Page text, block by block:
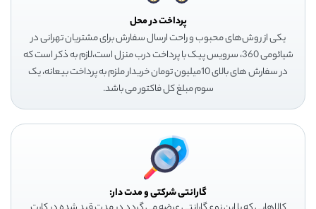
پرداخت در محل
یکی از روش‌های محبوب و راحت ارسال سفارش برای مشتریان تهرانی در
شیائومی 360، سرویس پیک با پرداخت درب منزل است،لازم به ذکر است که
در سفارش های بالای 10میلیون تومان خریدار ملزم به پرداخت بیعانه، یک
سوم مبلغ کل فاکتور می باشد.
گارانتی شرکتی و مدت دار: